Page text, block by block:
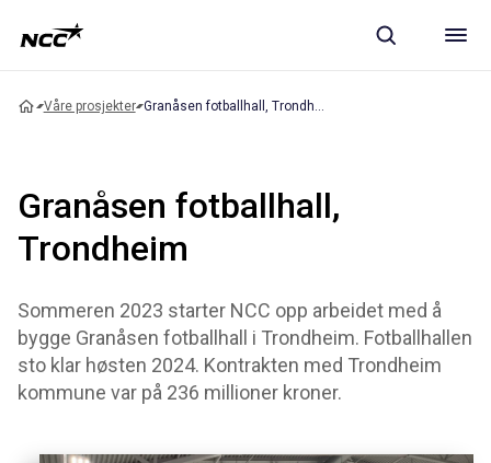
Våre prosjekter
Granåsen fotballhall,
Trondheim
Sommeren 2023 starter NCC opp arbeidet med å
bygge Granåsen fotballhall i Trondheim. Fotballhallen
sto klar høsten 2024. Kontrakten med Trondheim
kommune var på 236 millioner kroner.